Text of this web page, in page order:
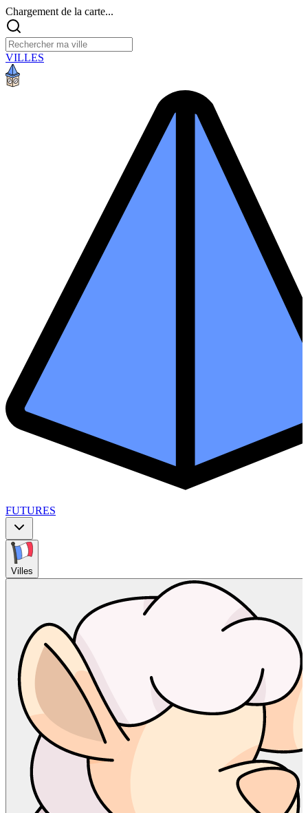
Chargement de la carte...
VILLES
FUTURES
Villes